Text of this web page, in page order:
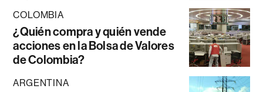
COLOMBIA
¿Quién compra y quién vende
acciones en la Bolsa de Valores
de Colombia?
ARGENTINA